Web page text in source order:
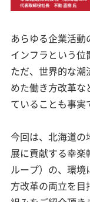
あらゆる企業活
インフラという位
ただ、世界的な潮
めた働き方改革
ていることも事実
今回は、北海道
展に貢献する幸
ループ）の、環
方改革の両立を目